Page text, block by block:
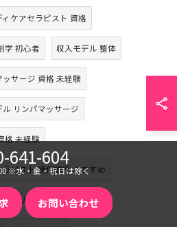
ケアセラピスト 資格
学 初心者 収入モデル 整体
ッサージ 資格 未経験
ル リンパマッサージ
格 未経験
ラピスト 通信講座 おすすめ
エリー 資格 自宅学習
641-604
※水・金・祝日は除く
お問い合わせ